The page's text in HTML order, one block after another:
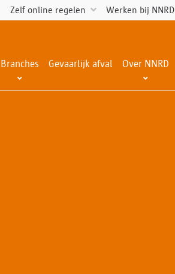
Zelf online regelen Werken bij NNRD
Branches Gevaarlijk afval Over NNRD